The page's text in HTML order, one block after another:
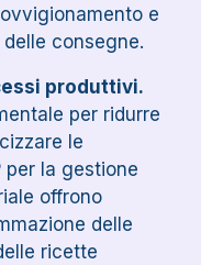
e
consegne.
produttivi.
per ridurre
le
per la gestione
offrono
delle
ricette